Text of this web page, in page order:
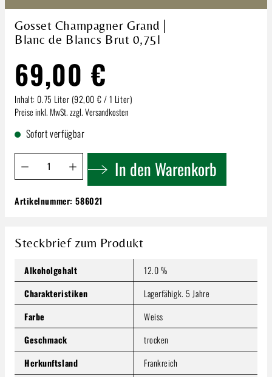
Gosset Champagner Grand |
Blanc de Blancs Brut 0,75l
69,00 €
Inhalt: 0.75 Liter (92,00 € / 1 Liter)
Preise inkl. MwSt. zzgl. Versandkosten
Sofort verfügbar
Produkt Anzahl: Gib den gewünschten Wert ein oder
In den Warenkorb
Gosset Champagner Grand | Blanc de Blancs
69,00 €
Preise inkl. MwSt. zzgl. Versandkosten
Produkt Anzahl: Gib den gewünschten Wert ein oder
In den Warenkorb
Artikelnummer:586021
Steckbrief zum Produkt
Alkoholgehalt
12.0 %
Charakteristiken
Lagerfähigk. 5 Jahre
Farbe
Weiss
Geschmack
trocken
Herkunftsland
Frankreich